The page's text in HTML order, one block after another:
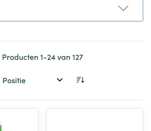
Producten1-24van127
Sorteer op: